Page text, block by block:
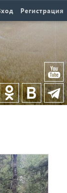
Регистрация